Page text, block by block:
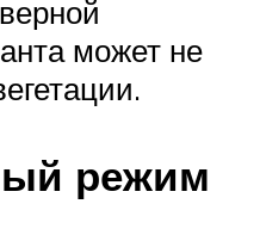
может не
режим